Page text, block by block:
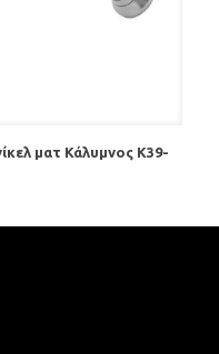
ματ Κάλυμνος K39-